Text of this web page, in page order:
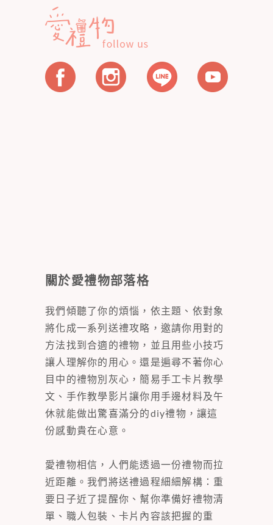
關於愛禮物部落格
我們傾聽了你的煩惱，依主題、依對象
將化成一系列送禮攻略，邀請你用對的
方法找到合適的禮物，並且用些小技巧
讓人理解你的用心。還是遍尋不著你心
目中的禮物別灰心，簡易手工卡片教學
文、手作教學影片讓你用手邊材料及午
休就能做出驚喜滿分的diy禮物，讓這
份感動貴在心意。
愛禮物相信，人們能透過一份禮物而拉
近距離。我們將送禮過程細細解構：重
要日子近了提醒你、幫你準備好禮物清
單、職人包裝、卡片內容該把握的重